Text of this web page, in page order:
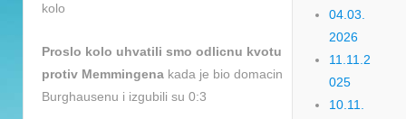
kolo
Proslo kolo uhvatili smo odlicnu kvotu
protiv Memmingena kada je bio domacin
Burghausenu i izgubili su 0:3
04.03.
2026
11.11.2
025
10.11.